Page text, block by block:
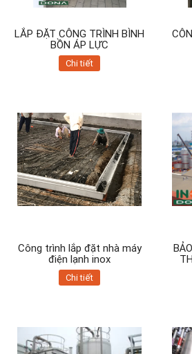
LẮP ĐẶT CÔNG TRÌNH BÌNH
BỒN ÁP LỰC
Chi tiết
Công trình lắp đặt nhà máy
điện lạnh inox
Chi tiết